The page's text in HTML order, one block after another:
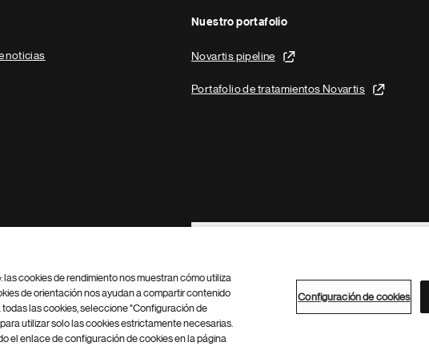
noticias
Nuestro portafolio
Novartis pipeline
Portafolio de tratamientos Novartis
Footer Site Search
Configuración de cookies Mapa del sitio
cookies de rendimiento nos muestran cómo utiliza
de orientación nos ayudan a compartir contenido
las cookies, seleccione "Configuración de
utilizar solo las cookies estrictamente necesarias.
el enlace de configuración de cookies en la página
Configuración de cookies